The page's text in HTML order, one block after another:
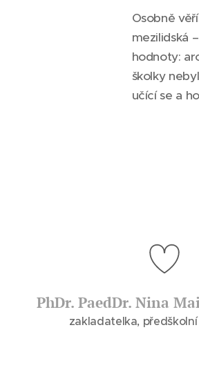
Osobně
mezilidská
hodnoty:
školky
učící se a
PhDr. PaedDr. Nina
zakladatelka,